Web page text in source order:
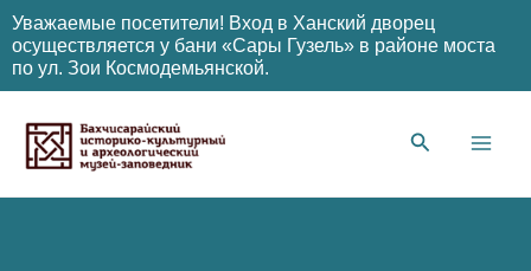
Уважаемые посетители! Вход в Ханский дворец
осуществляется у бани «Сары Гузель» в районе моста
по ул. Зои Космодемьянской.
содержимому